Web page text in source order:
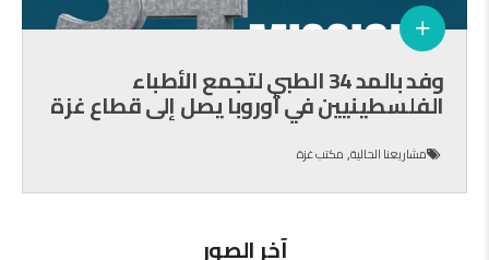
وفد بالمد 34 الطبي لتجمع الأطباء
الفلسطينيين في أوروبا يصل إلى قطاع غزة
مشاريعنا الحالية, مكتب غزة
آخر الصور